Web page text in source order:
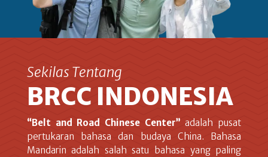
Sekilas Tentang
BRCC INDONESIA
“Belt and Road Chinese Center” adalah pusat
pertukaran bahasa dan budaya China. Bahasa
Mandarin adalah salah satu bahasa yang paling